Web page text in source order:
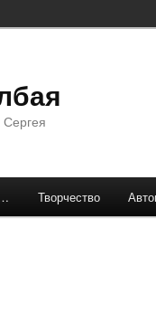
Творчество